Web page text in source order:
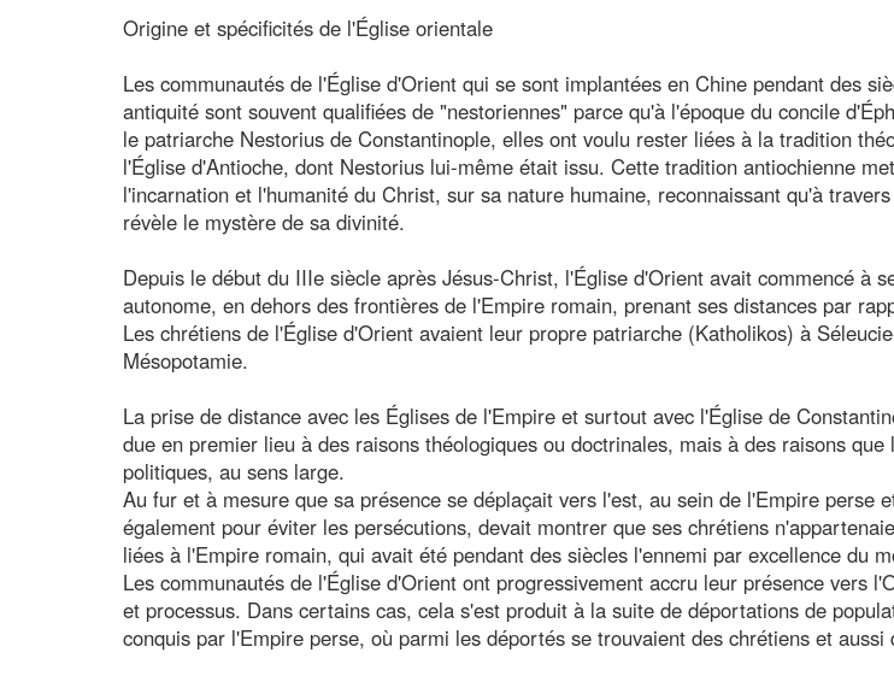
Origine et spécificités de l'Église orientale
Les communautés de l'Église d'Orient qui se sont implantées en Chine pendant des
antiquité sont souvent qualifiées de "nestoriennes" parce qu'à l'époque du concile
le patriarche Nestorius de Constantinople, elles ont voulu rester liées à la tradition
l'Église d'Antioche, dont Nestorius lui-même était issu. Cette tradition antiochienne
l'incarnation et l'humanité du Christ, sur sa nature humaine, reconnaissant qu'à
révèle le mystère de sa divinité.
Depuis le début du IIIe siècle après Jésus-Christ, l'Église d'Orient avait commencé à
autonome, en dehors des frontières de l'Empire romain, prenant ses distances par
Les chrétiens de l'Église d'Orient avaient leur propre patriarche (Katholikos) à
Mésopotamie.
La prise de distance avec les Églises de l'Empire et surtout avec l'Église de
due en premier lieu à des raisons théologiques ou doctrinales, mais à des raisons
politiques, au sens large.
Au fur et à mesure que sa présence se déplaçait vers l'est, au sein de l'Empire perse
également pour éviter les persécutions, devait montrer que ses chrétiens
liées à l'Empire romain, qui avait été pendant des siècles l'ennemi par excellence du
Les communautés de l'Église d'Orient ont progressivement accru leur présence vers
et processus. Dans certains cas, cela s'est produit à la suite de déportations de
conquis par l'Empire perse, où parmi les déportés se trouvaient des chrétiens et aussi